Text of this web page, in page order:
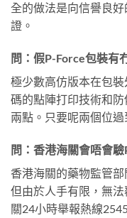
全的做法是向信譽良
證。
問：假P-Force包裝有
極少數高仿版本在包
碼的點陣打印技術和
兩點。只要呢兩個位
問：香港海關會唔會
香港海關的藥物監管
但由於人手有限，無
關24小時舉報熱線